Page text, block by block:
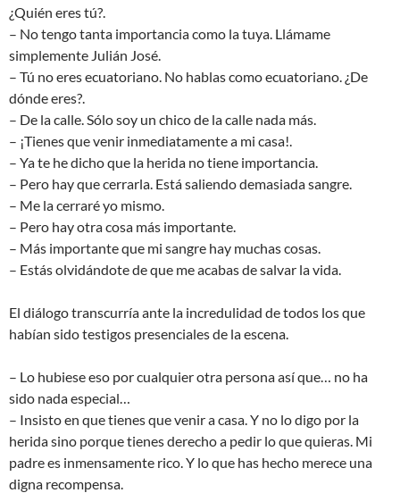
¿Quién eres tú?.
– No tengo tanta importancia como la tuya. Llámame
simplemente Julián José.
– Tú no eres ecuatoriano. No hablas como ecuatoriano. ¿De
dónde eres?.
– De la calle. Sólo soy un chico de la calle nada más.
– ¡Tienes que venir inmediatamente a mi casa!.
– Ya te he dicho que la herida no tiene importancia.
– Pero hay que cerrarla. Está saliendo demasiada sangre.
– Me la cerraré yo mismo.
– Pero hay otra cosa más importante.
– Más importante que mi sangre hay muchas cosas.
– Estás olvidándote de que me acabas de salvar la vida.
El diálogo transcurría ante la incredulidad de todos los que
habían sido testigos presenciales de la escena.
– Lo hubiese eso por cualquier otra persona así que… no ha
sido nada especial…
– Insisto en que tienes que venir a casa. Y no lo digo por la
herida sino porque tienes derecho a pedir lo que quieras. Mi
padre es inmensamente rico. Y lo que has hecho merece una
digna recompensa.